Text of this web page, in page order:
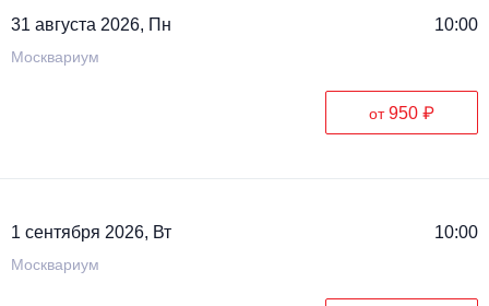
31 августа 2026, Пн 10:00
Москвариум
от950 ₽
1 сентября 2026, Вт 10:00
Москвариум